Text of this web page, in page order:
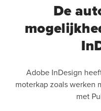
De
Adobe InDesign
moterkap zoals werken
met